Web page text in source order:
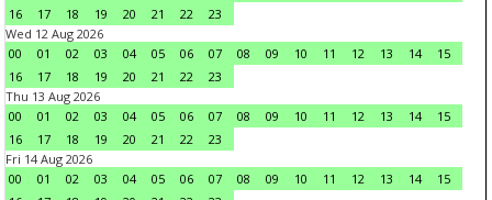
16
17 18 19 20 21 22
23
Wed 12 Aug 2026
00
01 02 03 04 05 06 07 08 09 10 11 12 13 14
15
16
17 18 19 20 21 22
23
Thu 13 Aug 2026
00
01 02 03 04 05 06 07 08 09 10 11 12 13 14
15
16
17 18 19 20 21 22
23
Fri 14 Aug 2026
00
01 02 03 04 05 06 07 08 09 10 11 12 13 14
15